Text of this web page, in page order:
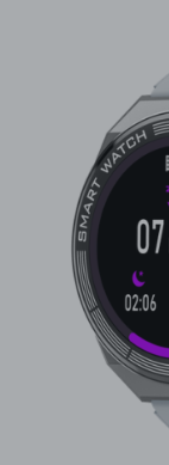
VRT I ALATI
Klik
Sport i
Ljepota i
Mame i bebe